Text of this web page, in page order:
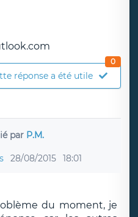
réponse a été utile
0
par P.M.
28/08/2015 18:01
du moment, je